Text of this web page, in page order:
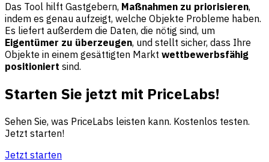
Das Tool hilft Gastgebern, Maßnahmen zu priorisieren,
indem es genau aufzeigt, welche Objekte Probleme haben.
Es liefert außerdem die Daten, die nötig sind, um
Eigentümer zu überzeugen, und stellt sicher, dass Ihre
Objekte in einem gesättigten Markt wettbewerbsfähig
positioniert sind.
Starten Sie jetzt mit PriceLabs!
Sehen Sie, was PriceLabs leisten kann. Kostenlos testen.
Jetzt starten!
Jetzt starten